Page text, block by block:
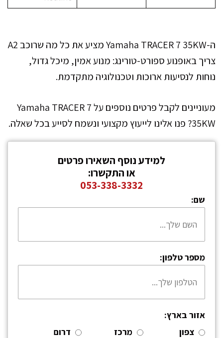
ה-Yamaha TRACER 7 35KW מציע את כל מה שרוכב A2
צריך באופנוע ספורט-טורינג: מנוע אמין, מיכל גדול,
נוחות לנסיעות ארוכות וטכנולוגיה מתקדמת.
מעוניינים לקבל פרטים נוספים על Yamaha TRACER 7
35KW? פנו אלינו לייעוץ מקצועי ונשמח לסייע בכל שאלה.
למידע נוסף השאירו פרטים
או התקשרו:
053-338-3332
שם:
מספר טלפון:
אזור בארץ:
צפון
מרכז דרום